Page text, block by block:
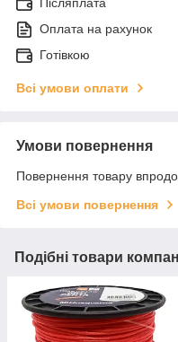
Післяплата
Оплата на рахунок
Готівкою
Всі умови оплати
Умови повернення
Повернення товару
Всі умови повернення
Подібні товари